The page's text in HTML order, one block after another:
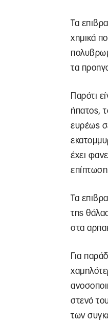
Τα
χημικά
τα
Παρότι
ήπατος,
ευρέως
έχει
Τα
της
στα
Για
στενό
των